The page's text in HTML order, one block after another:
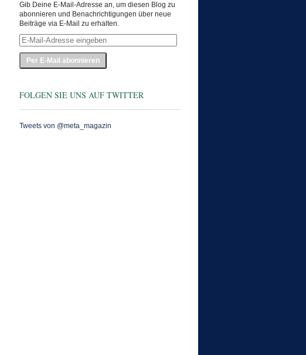
Gib Deine E-Mail-Adresse an, um diesen Blog zu
abonnieren und Benachrichtigungen über neue
Beiträge via E-Mail zu erhalten.
E-
Mail-
Adresse
eingeben
FOLGEN SIE UNS AUF TWITTER
Tweets von @meta_magazin